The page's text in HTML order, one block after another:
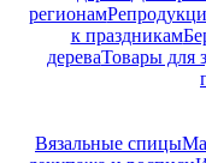
регионам
к праздникам
дереваТовары для
Вязальные спицы